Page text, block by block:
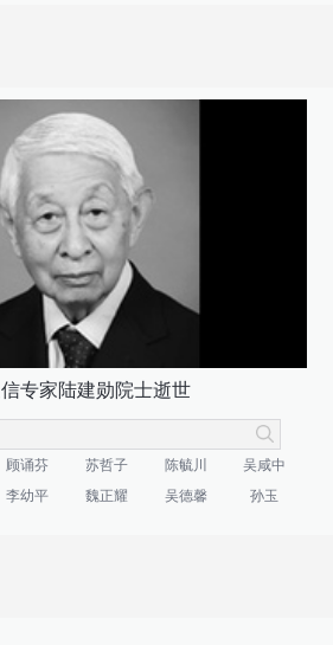
专家陆建勋院士逝世
顾诵芬 苏哲子 陈毓川
吴咸中
李幼平 魏正耀 吴德馨 孙玉